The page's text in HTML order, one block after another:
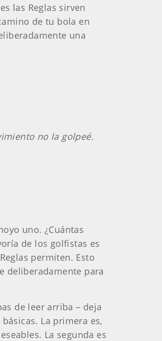
las Reglas sirven
de tu bola en
una
no la golpeé.
uno. ¿Cuántas
de los golfistas es
permiten. Esto
deliberadamente para
de leer arriba – deja
La primera es,
La segunda es